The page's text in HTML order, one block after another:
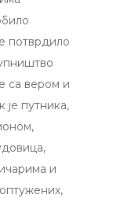
потврдило
са вером и
путника,
и